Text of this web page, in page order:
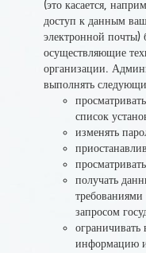
(это касается,
доступ к данным
электронной почты)
осуществляющие
организации.
выполнять
список
изменять
получать
требованиями
запросом
ограничивать
информацию